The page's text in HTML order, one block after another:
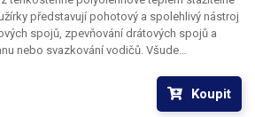
představují pohotový a spolehlivý nástroj
spojů, zpevňování drátových spojů a
nebo svazkování vodičů. Všude
je nyní možné nasadit teplem smrštitelné
Koupit